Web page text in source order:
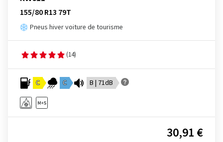
155/80 R13 79T
Pneus hiver voiture de tourisme
(14)
C C B | 71dB
30,91 €